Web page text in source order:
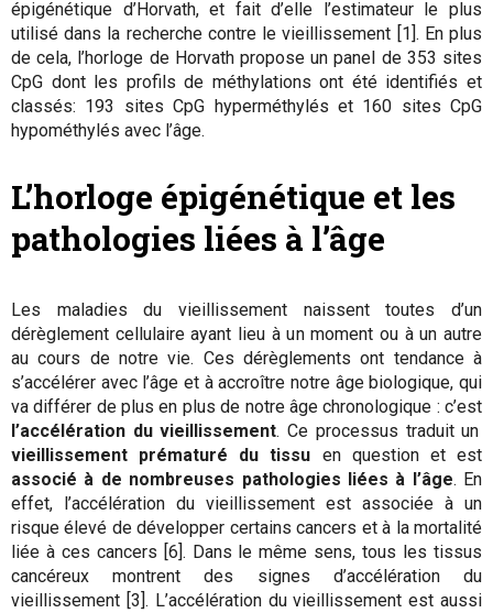
épigénétique d’Horvath, et fait d’elle l’estimateur le plus
utilisé dans la recherche contre le vieillissement [1]. En plus
de cela, l’horloge de Horvath propose un panel de 353 sites
CpG dont les profils de méthylations ont été identifiés et
classés: 193 sites CpG hyperméthylés et 160 sites CpG
hypométhylés avec l’âge.
L’horloge épigénétique et les
pathologies liées à l’âge
Les maladies du vieillissement naissent toutes d’un
dérèglement cellulaire ayant lieu à un moment ou à un autre
au cours de notre vie. Ces dérèglements ont tendance à
s’accélérer avec l’âge et à accroître notre âge biologique, qui
va différer de plus en plus de notre âge chronologique : c’est
l’accélération du vieillissement. Ce processus traduit un
vieillissement prématuré du tissu en question et est
associé à de nombreuses pathologies liées à l’âge. En
effet, l’accélération du vieillissement est associée à un
risque élevé de développer certains cancers et à la mortalité
liée à ces cancers [6]. Dans le même sens, tous les tissus
cancéreux montrent des signes d’accélération du
vieillissement [3]. L’accélération du vieillissement est aussi